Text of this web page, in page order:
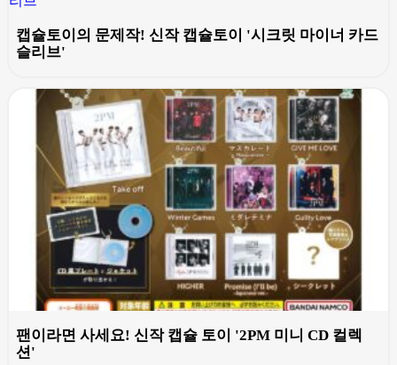
캡슐토이의 문제작! 신작 캡슐토이 '시크릿 마이너 카드
슬리브'
팬이라면 사세요! 신작 캡슐 토이 '2PM 미니 CD 컬렉
션'